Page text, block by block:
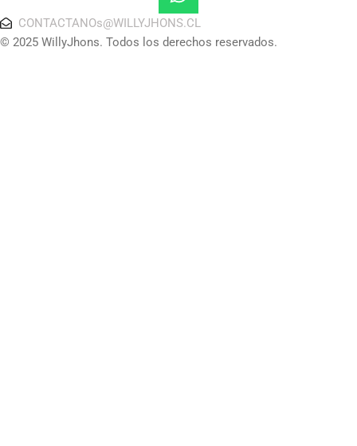
CONTACTANOs@WILLYJHONS.CL
© 2025 WillyJhons. Todos los derechos reservados.